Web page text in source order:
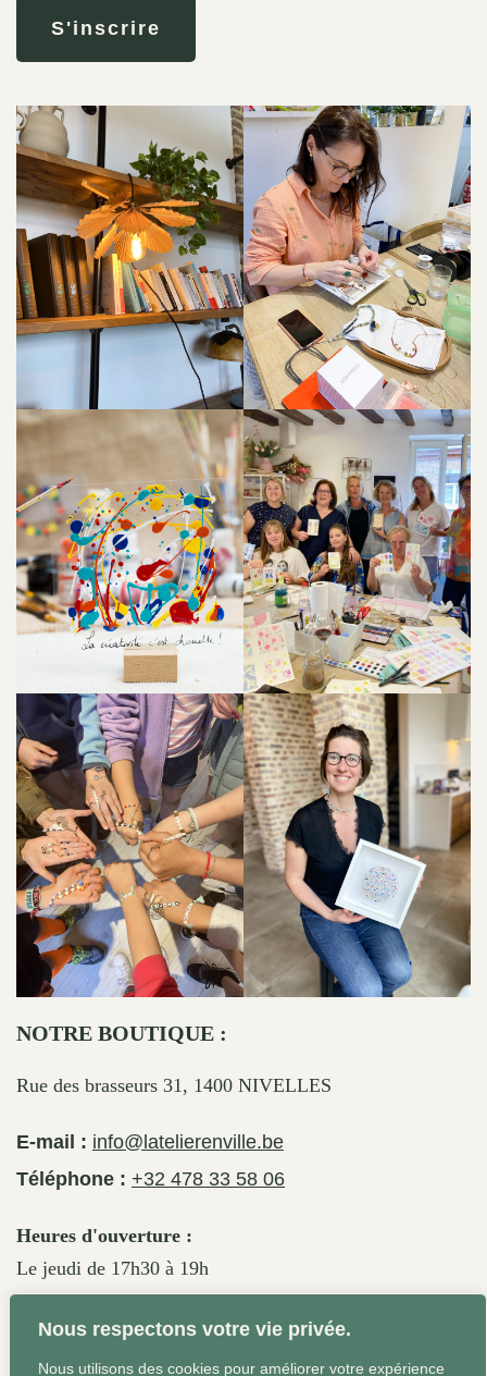
Nous respectons votre vie privée.
Nous utilisons des cookies pour améliorer votre expérience
NOTRE BOUTIQUE :
Rue des brasseurs 31, 1400 NIVELLES
E-mail : info@latelierenville.be
Téléphone : +32 478 33 58 06
Heures d'ouverture :
Le jeudi de 17h30 à 19h
Le vendredi de 17h30 à 19h30
Le samedi de 11h30 à 19h